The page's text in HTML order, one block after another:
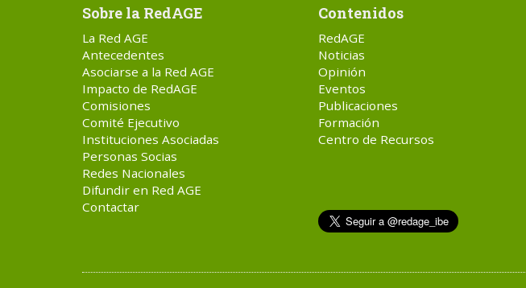
Sobre la RedAGE
La Red AGE
Antecedentes
Asociarse a la Red AGE
Impacto de RedAGE
Comisiones
Comité Ejecutivo
Instituciones Asociadas
Personas Socias
Redes Nacionales
Difundir en Red AGE
Contactar
Contenidos
RedAGE
Noticias
Opinión
Eventos
Publicaciones
Formación
Centro de Recursos